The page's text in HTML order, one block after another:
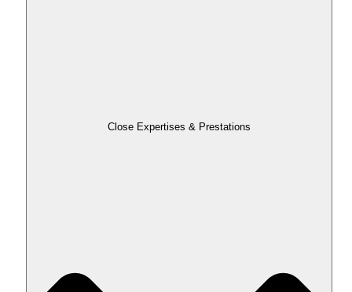
Close Expertises & Prestations